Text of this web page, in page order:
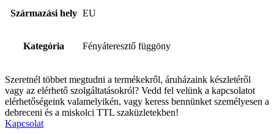
Származási hely EU
Kategória Fényáteresztő függöny
Szeretnél többet megtudni a termékekről, áruházaink készletéről
vagy az elérhető szolgáltatásokról? Vedd fel velünk a kapcsolatot
elérhetőségeink valamelyikén, vagy keress bennünket személyesen a
debreceni és a miskolci TTL szaküzletekben!
Kapcsolat